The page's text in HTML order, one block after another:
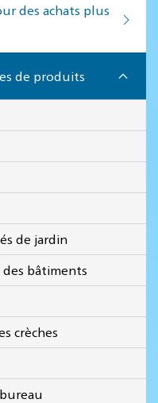
des achats plus
de produits
de jardin
des bâtiments
crèches